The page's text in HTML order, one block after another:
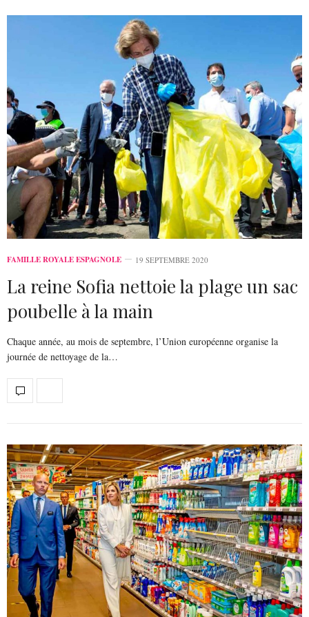
FAMILLE ROYALE ESPAGNOLE 19 SEPTEMBRE 2020
La reine Sofia nettoie la plage un sac
poubelle à la main
Chaque année, au mois de septembre, l’Union européenne organise la
journée de nettoyage de la…